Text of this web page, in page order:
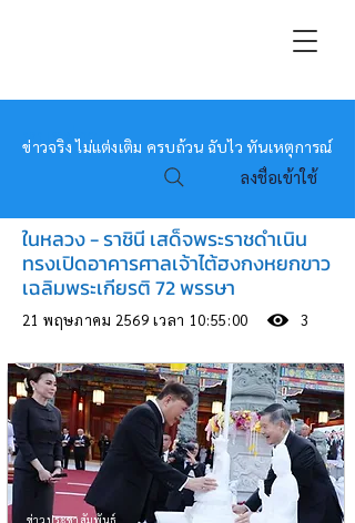
หมอข่าว
ข่าวจริง ไม่แต่งเติม ครบถ้วน ฉับไว ทันเหตุการณ์
ลงชื่อเข้าใช้
ในหลวง - ราชินี เสด็จพระราชดำเนิน
ทรงเปิดอาคารศาลเจ้าไต้ฮงกงหยกขาว
เฉลิมพระเกียรติ 72 พรรษา
21 พฤษภาคม 2569 เวลา 10:55:00 3
ข่าวประชาสัมพันธ์